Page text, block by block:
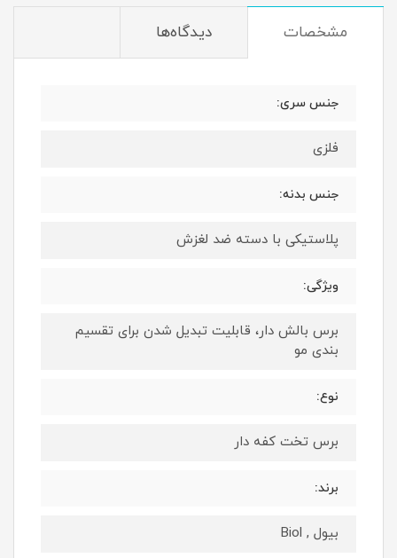
مشخصات دیدگاه‌ها
جنس سری:
فلزی
جنس بدنه:
پلاستیکی با دسته ضد لغزش
ویژگی:
برس بالش دار، قابلیت تبدیل شدن برای تقسیم
بندی مو
نوع:
برس تخت کفه دار
برند:
بیول , Biol